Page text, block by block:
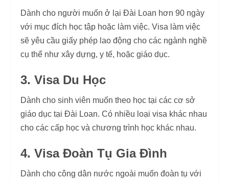
Dành cho người muốn ở lại Đài Loan hơn 90 ngày
với mục đích học tập hoặc làm việc. Visa làm việc
sẽ yêu cầu giấy phép lao động cho các ngành nghề
cụ thể như xây dựng, y tế, hoặc giáo dục.
3. Visa Du Học
Dành cho sinh viên muốn theo học tại các cơ sở
giáo dục tại Đài Loan. Có nhiều loại visa khác nhau
cho các cấp học và chương trình học khác nhau.
4. Visa Đoàn Tụ Gia Đình
Dành cho công dân nước ngoài muốn đoàn tụ với